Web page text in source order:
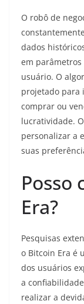
O robô de
dados
em
usuário. O
projetado para
comprar ou
lucratividade.
personalizar a
suas
Posso
Era?
Pesquisas
o Bitcoin Era é
dos usuários
a
realizar a